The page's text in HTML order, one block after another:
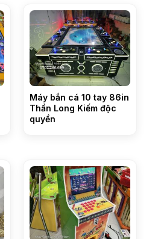
Máy bắn cá 10 tay 86in
Thần Long Kiếm độc
quyền